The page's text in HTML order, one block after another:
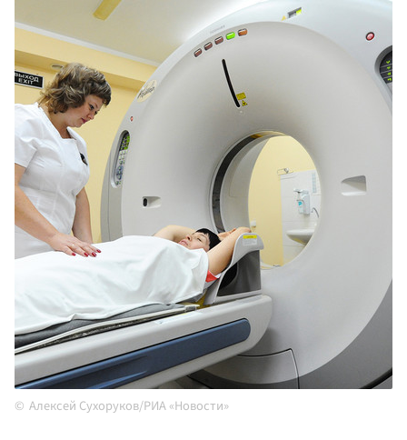
Алексей Сухоруков/РИА «Новости»